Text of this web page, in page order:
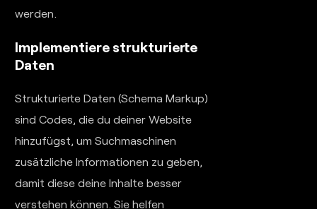
werden.
Implementiere strukturierte
Daten
Strukturierte Daten (Schema Markup)
sind Codes, die du deiner Website
hinzufügst, um Suchmaschinen
zusätzliche Informationen zu geben,
damit diese deine Inhalte besser
verstehen können. Sie helfen